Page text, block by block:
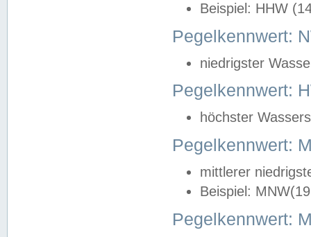
Beispiel: HHW
Pegelkennwert:
niedrigster
Pegelkennwert:
höchster
Pegelkennwert:
mittlerer
Beispiel:
Pegelkennwert: